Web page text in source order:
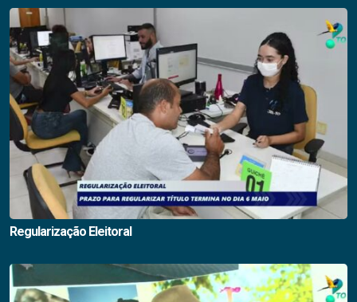
Regularização Eleitoral